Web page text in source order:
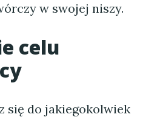
w swojej niszy.
celu
się do jakiegokolwiek